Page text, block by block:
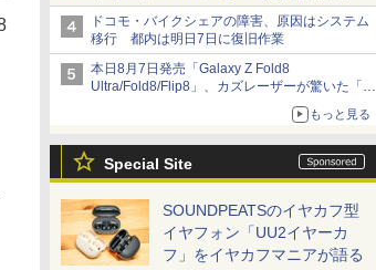
徴は
ドコモ・バイクシェアの障害、原因はシステム
移行 都内は明日7日に復旧作業
本日8月7日発売「Galaxy Z Fold8
Ultra/Fold8/Flip8」、カズレーザーが驚いた「そ
もっと見る
Special Site
SOUNDPEATSのイヤカフ型
イヤフォン「UU2イヤーカ
フ」をイヤカフマニアが語る